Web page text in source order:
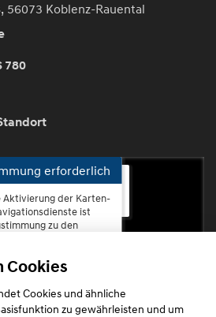
56073 Koblenz-Rauental
780
Koblenz-Rauental
erforderlich
Aktivierung der Karten-
ist
zu den
Zustimmen
Cookies
Cookies und ähnliche
zu gewährleisten und um